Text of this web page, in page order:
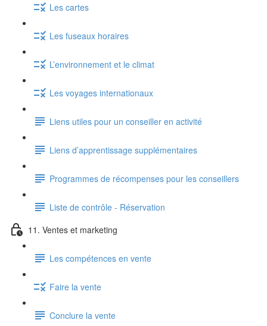
Les cartes
Les fuseaux horaires
L’environnement et le climat
Les voyages internationaux
Liens utiles pour un conseiller en activité
Liens d’apprentissage supplémentaires
Programmes de récompenses pour les conseillers
Liste de contrôle - Réservation
11. Ventes et marketing
Les compétences en vente
Faire la vente
Conclure la vente